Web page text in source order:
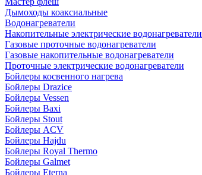
Дымоходы коаксиальные
Водонагреватели
Накопительные электрические водонагреватели
Газовые проточные водонагреватели
Газовые накопительные водонагреватели
Проточные электрические водонагреватели
Бойлеры косвенного нагрева
Бойлеры Drazice
Бойлеры Vessen
Бойлеры Baxi
Бойлеры Stout
Бойлеры ACV
Бойлеры Hajdu
Бойлеры Royal Thermo
Бойлеры Galmet
Бойлеры Eterna